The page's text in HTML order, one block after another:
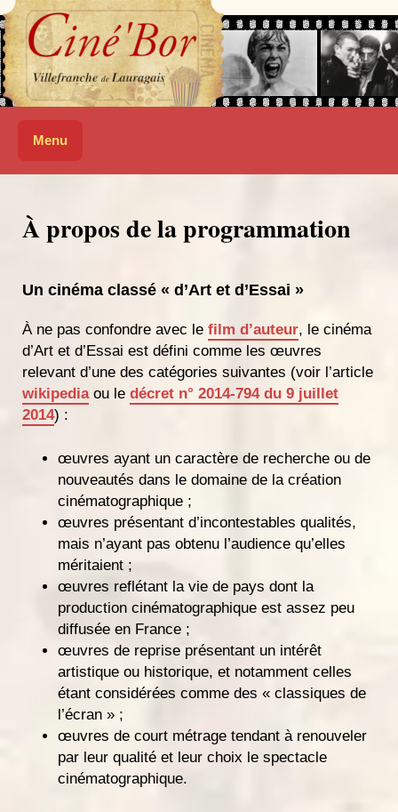
Skip
to
content
Ciné'Bor
SALLE DE CINÉMA DE VILLEFRANCHE-DE-LAURAGAIS
Menu
À propos de la programmation
Un cinéma classé « d’Art et d’Essai »
À ne pas confondre avec le film d’auteur, le cinéma
d’Art et d’Essai est défini comme les œuvres
relevant d’une des catégories suivantes (voir l’article
wikipediaou le décret n° 2014-794 du 9 juillet
2014) :
œuvres ayant un caractère de recherche ou de
nouveautés dans le domaine de la création
cinématographique ;
œuvres présentant d’incontestables qualités,
mais n’ayant pas obtenu l’audience qu’elles
méritaient ;
œuvres reflétant la vie de pays dont la
production cinématographique est assez peu
diffusée en France ;
œuvres de reprise présentant un intérêt
artistique ou historique, et notamment celles
étant considérées comme des « classiques de
l’écran » ;
œuvres de court métrage tendant à renouveler
par leur qualité et leur choix le spectacle
cinématographique.